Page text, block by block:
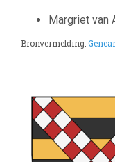
Margriet van
Bronvermelding: